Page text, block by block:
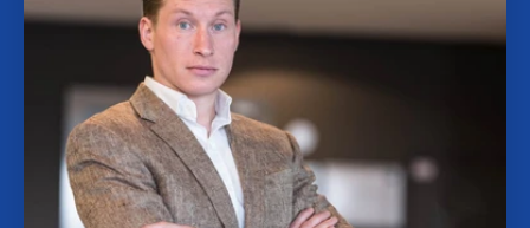
Über uns
Kontakt
DE